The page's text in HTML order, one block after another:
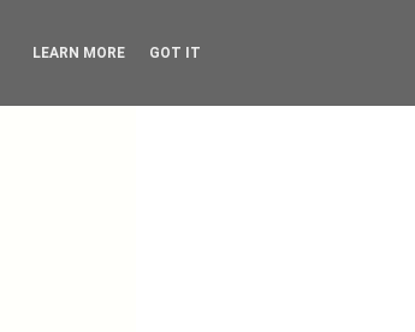
LEARN MORE GOT IT